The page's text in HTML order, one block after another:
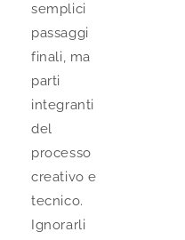
semplici
passaggi
finali, ma
parti
integranti
del
processo
creativo e
tecnico.
Ignorarli